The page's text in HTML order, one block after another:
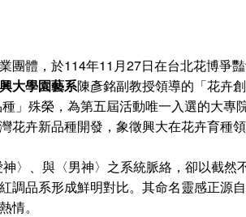
體，於114年11月27日在台北花博爭
大學園藝系陳彥銘副教授領導的「花卉
」殊榮，為第五屆活動唯一入選的大專
卉新品種開發，象徵興大在花卉育種領
、與〈男神〉之系統脈絡，卻以截然
品系形成鮮明對比。其命名靈感正源
情。